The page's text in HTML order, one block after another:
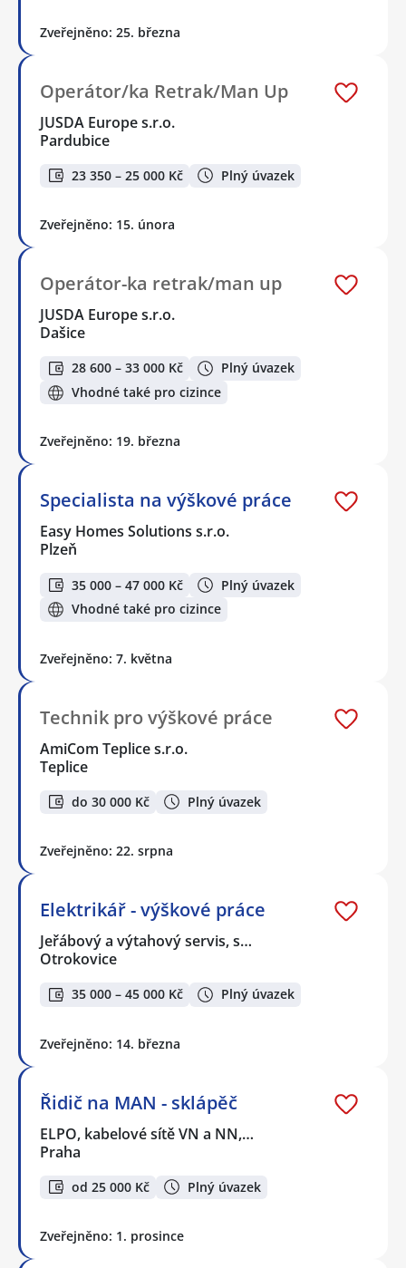
Zveřejněno: 25. března
Operátor/ka Retrak/Man Up
JUSDA Europe s.r.o.
Pardubice
23 350 – 25 000 Kč Plný úvazek
Zveřejněno: 15. února
Operátor-ka retrak/man up
JUSDA Europe s.r.o.
Dašice
28 600 – 33 000 Kč
Plný úvazek
Vhodné také pro cizince
Zveřejněno: 19. března
Specialista na výškové práce
Easy Homes Solutions s.r.o.
Plzeň
35 000 – 47 000 Kč
Plný úvazek
Vhodné také pro cizince
Zveřejněno: 7. května
Technik pro výškové práce
AmiCom Teplice s.r.o.
Teplice
do 30 000 Kč Plný úvazek
Zveřejněno: 22. srpna
Elektrikář - výškové práce
Jeřábový a výtahový servis, s…
Otrokovice
35 000 – 45 000 Kč Plný úvazek
Zveřejněno: 14. března
Řidič na MAN - sklápěč
ELPO, kabelové sítě VN a NN,…
Praha
od 25 000 Kč Plný úvazek
Zveřejněno: 1. prosince